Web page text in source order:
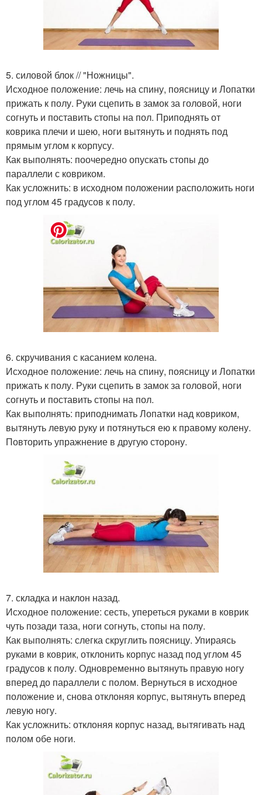
5. силовой блок // "Ножницы".
Исходное положение: лечь на спину, поясницу и Лопатки
прижать к полу. Руки сцепить в замок за головой, ноги
согнуть и поставить стопы на пол. Приподнять от
коврика плечи и шею, ноги вытянуть и поднять под
прямым углом к корпусу.
Как выполнять: поочередно опускать стопы до
параллели с ковриком.
Как усложнить: в исходном положении расположить ноги
под углом 45 градусов к полу.
6. скручивания с касанием колена.
Исходное положение: лечь на спину, поясницу и Лопатки
прижать к полу. Руки сцепить в замок за головой, ноги
согнуть и поставить стопы на пол.
Как выполнять: приподнимать Лопатки над ковриком,
вытянуть левую руку и потянуться ею к правому колену.
Повторить упражнение в другую сторону.
7. складка и наклон назад.
Исходное положение: сесть, упереться руками в коврик
чуть позади таза, ноги согнуть, стопы на полу.
Как выполнять: слегка скруглить поясницу. Упираясь
руками в коврик, отклонить корпус назад под углом 45
градусов к полу. Одновременно вытянуть правую ногу
вперед до параллели с полом. Вернуться в исходное
положение и, снова отклоняя корпус, вытянуть вперед
левую ногу.
Как усложнить: отклоняя корпус назад, вытягивать над
полом обе ноги.